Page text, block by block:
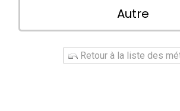
Autre
Retour à la liste des